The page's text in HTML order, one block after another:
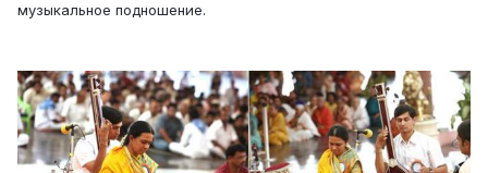
музыкальное подношение.